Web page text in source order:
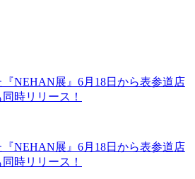
『NEHAN展』6月18日から表参道店
時リリース！
『NEHAN展』6月18日から表参道店
時リリース！